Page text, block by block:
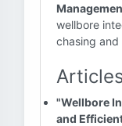
wellbore
chasing
"Wellbore
and